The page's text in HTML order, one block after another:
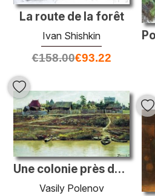
La route de la forêt
Ivan Shishkin
€158.00€93.22
Une colonie près de Volga
Vasily Polenov